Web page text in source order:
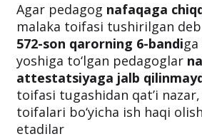
Agar pedagog nafaqaga
malaka toifasi tushirilgan
572-son qarorning 6-bandi
yoshiga to‘lgan pedagoglar
attestatsiyaga jalb
toifasi tugashidan qat’i
toifalari bo‘yicha ish haqi
etadilar